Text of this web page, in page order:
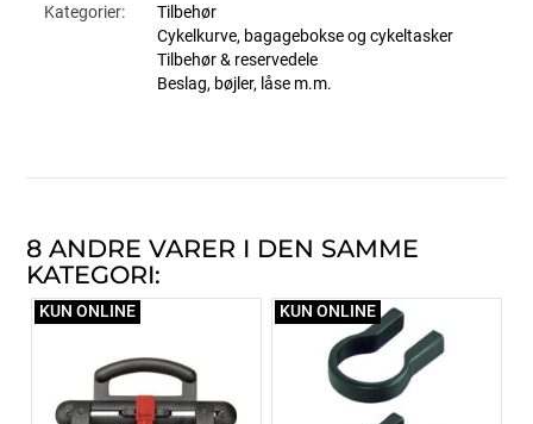
Kategorier:
Tilbehør
Cykelkurve, bagagebokse og cykeltasker
Tilbehør & reservedele
Beslag, bøjler, låse m.m.
8 ANDRE VARER I DEN SAMME
KATEGORI:
KUN ONLINE KUN ONLINE